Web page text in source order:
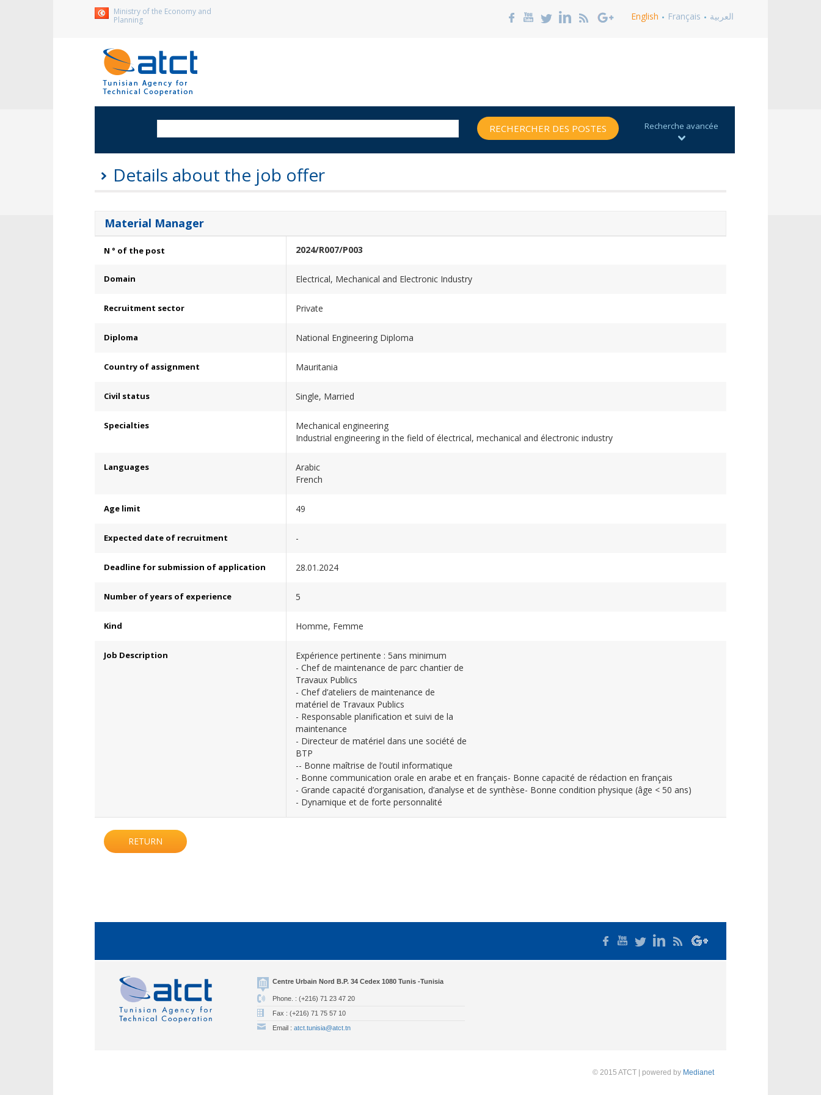
Ministry of the Economy and
Planning
English Français العربية
RECHERCHER DES POSTES
Details about the job offer
Material Manager
N ° of the post 2024/R007/P003
Domain Electrical, Mechanical and Electronic Industry
Recruitment sector Private
Diploma National Engineering Diploma
Country of assignment Mauritania
Civil status Single, Married
Specialties
Mechanical engineering
Industrial engineering in the field of électrical, mechanical and électronic industry
Languages
Arabic
French
Age limit 49
Expected date of recruitment -
Deadline for submission of application 28.01.2024
Number of years of experience 5
Kind Homme, Femme
Job Description
Expérience pertinente : 5ans minimum
- Chef de maintenance de parc chantier de
Travaux Publics
- Chef d’ateliers de maintenance de
matériel de Travaux Publics
- Responsable planification et suivi de la
maintenance
- Directeur de matériel dans une société de
BTP
-- Bonne maîtrise de l’outil informatique
- Bonne communication orale en arabe et en français- Bonne capacité de rédaction en français
- Grande capacité d’organisation, d’analyse et de synthèse- Bonne condition physique (âge < 50 ans)
- Dynamique et de forte personnalité
RETURN
Centre Urbain Nord B.P. 34 Cedex 1080 Tunis -Tunisia
Phone. : (+216) 71 23 47 20
Fax : (+216) 71 75 57 10
Email : atct.tunisia@atct.tn
© 2015 ATCT | powered by Medianet